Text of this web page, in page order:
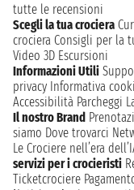
tutte le recensioni
Scegli la tua crociera
crociera Consigli per la
Video 3D Escursioni
Informazioni Utili
privacy Informativa
Accessibilità Parcheggi
Il nostro Brand
siamo Dove trovarci
Le Crociere nell’era
servizi per i crocieristi
Ticketcrociere